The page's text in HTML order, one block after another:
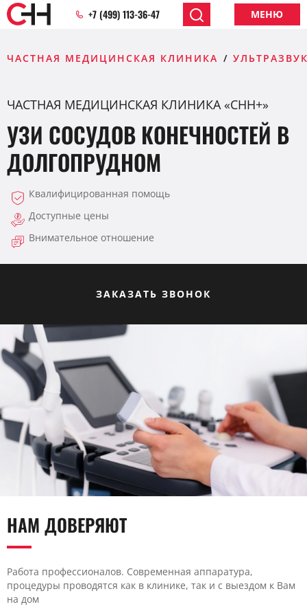
+7 (499) 113-36-47 МЕНЮ
ЧАСТНАЯ МЕДИЦИНСКАЯ КЛИНИКА
ЧАСТНАЯ МЕДИЦИНСКАЯ КЛИНИКА «СНН+»
УЗИ СОСУДОВ КОНЕЧНОСТЕЙ В
ДОЛГОПРУДНОМ
Квалифицированная помощь
Доступные цены
Внимательное отношение
ЗАКАЗАТЬ ЗВОНОК
НАМ ДОВЕРЯЮТ
Работа профессионалов. Современная аппаратура,
процедуры проводятся как в клинике, так и с выездом к Вам
на дом